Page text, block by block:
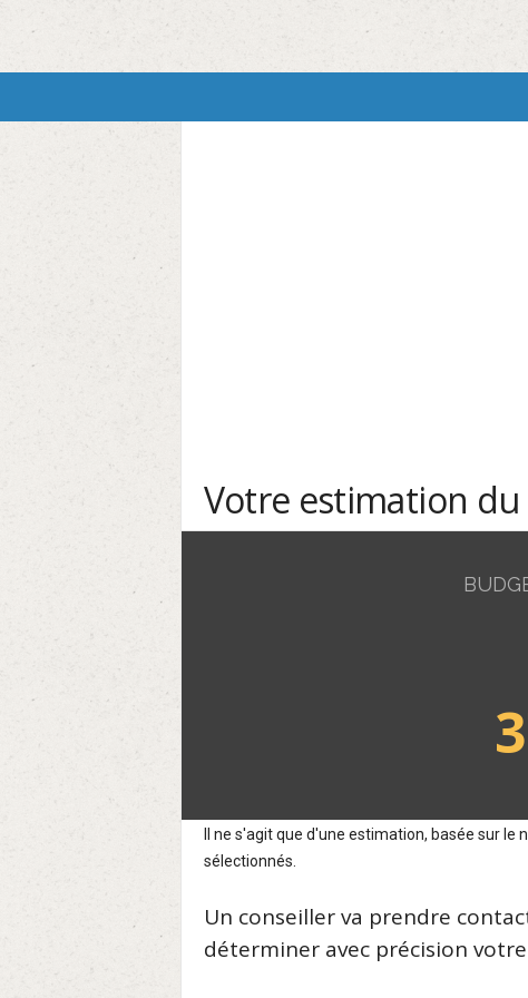
Votre estimation du
Il ne s'agit que d'une estimation, basée sur le
sélectionnés.
Un conseiller va prendre
déterminer avec précision